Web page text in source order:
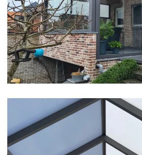
klik voor slideshow